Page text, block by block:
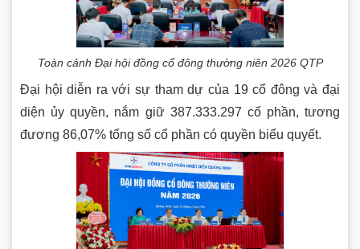
Toàn cảnh Đại hội đồng cổ đông thường niên 2026 QTP
Đại hội diễn ra với sự tham dự của 19 cổ đông và đại
diện ủy quyền, nắm giữ 387.333.297 cổ phần, tương
đương 86,07% tổng số cổ phần có quyền biểu quyết.